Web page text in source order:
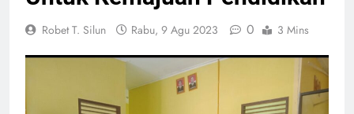
Berlubang
Robet T. Silun Rabu, 9 Agu 2023 0 3 Mins